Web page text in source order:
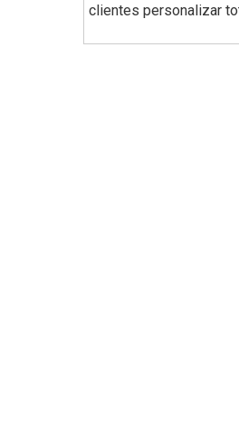
clientes personalizar